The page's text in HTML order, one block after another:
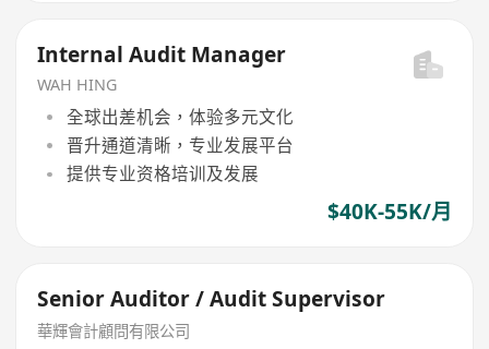
Internal Audit Manager
WAH HING
全球出差机会，体验多元文化
晋升通道清晰，专业发展平台
提供专业资格培训及发展
$40K-55K/月
Senior Auditor / Audit Supervisor
華輝會計顧問有限公司